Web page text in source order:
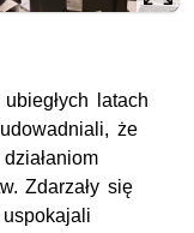
latach
że
Zdarzały się